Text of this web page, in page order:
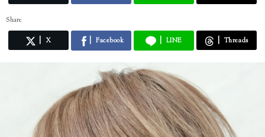
Share
X Facebook LINE Threads